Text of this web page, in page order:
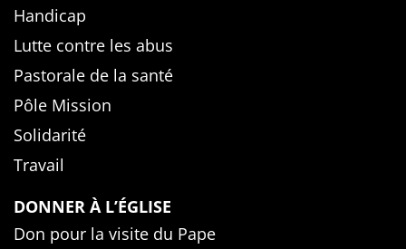
Handicap
Lutte contre les abus
Pastorale de la santé
Pôle Mission
Solidarité
Travail
DONNER À L’ÉGLISE
Don pour la visite du Pape